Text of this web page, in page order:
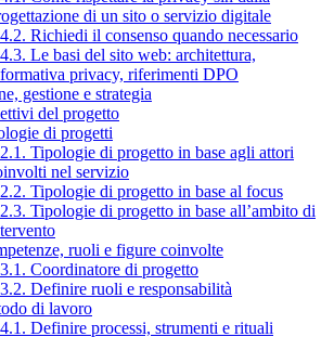
di un sito o servizio digitale
Richiedi il consenso quando necessario
Le basi del sito web: architettura,
privacy, riferimenti DPO
gestione e strategia
del progetto
di progetti
Tipologie di progetto in base agli attori
nel servizio
Tipologie di progetto in base al focus
Tipologie di progetto in base all’ambito di
ruoli e figure coinvolte
Coordinatore di progetto
Definire ruoli e responsabilità
di lavoro
Definire processi, strumenti e rituali